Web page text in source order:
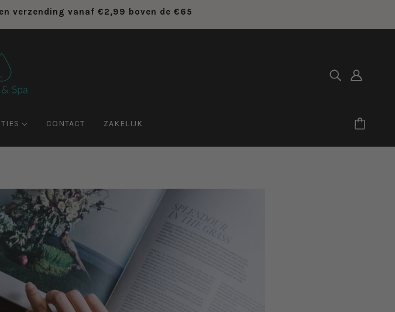
verzending vanaf €2,99 boven de €65
CONTACT ZAKELIJK